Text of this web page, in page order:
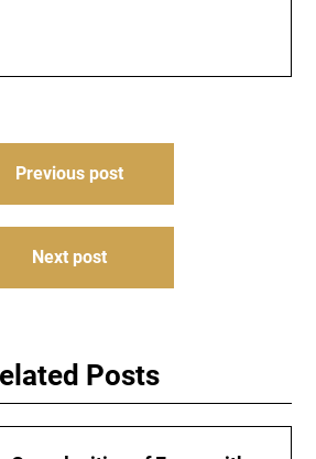
Previous post
Next post
Posts